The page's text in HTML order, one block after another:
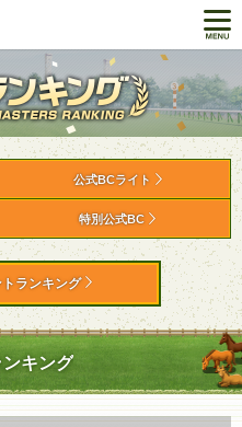
公式BCライト
特別公式BC
トランキング
キング